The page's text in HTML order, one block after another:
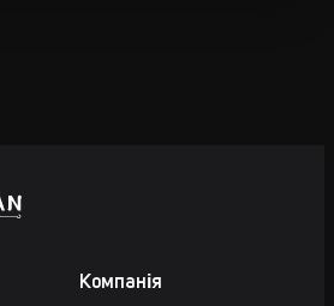
Компанія